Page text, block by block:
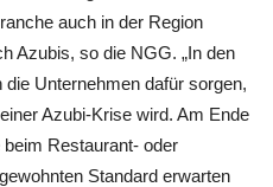
auch in der Region
Azubis, so die NGG. „In den
Unternehmen dafür sorgen,
Azubi-Krise wird. Am Ende
Restaurant- oder
Standard erwarten